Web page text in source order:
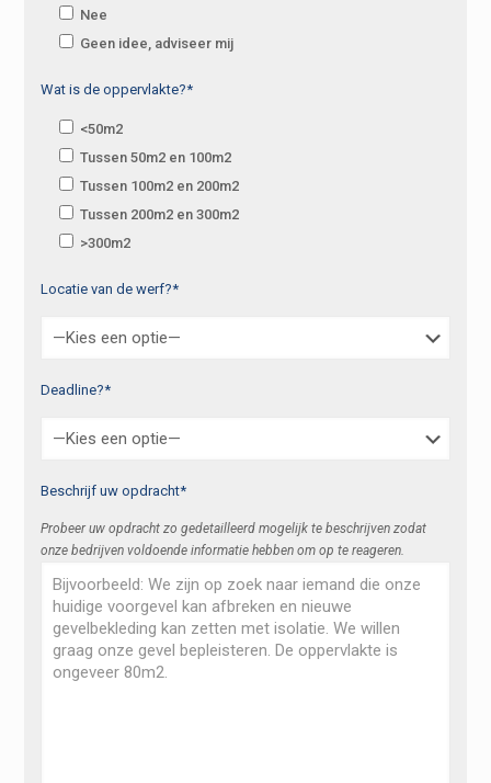
Nee
Geen idee, adviseer mij
Wat is de oppervlakte?*
<50m2
Tussen 50m2 en 100m2
Tussen 100m2 en 200m2
Tussen 200m2 en 300m2
>300m2
Locatie van de werf?*
Deadline?*
Beschrijf uw opdracht*
Probeer uw opdracht zo gedetailleerd mogelijk te beschrijven zodat
onze bedrijven voldoende informatie hebben om op te reageren.